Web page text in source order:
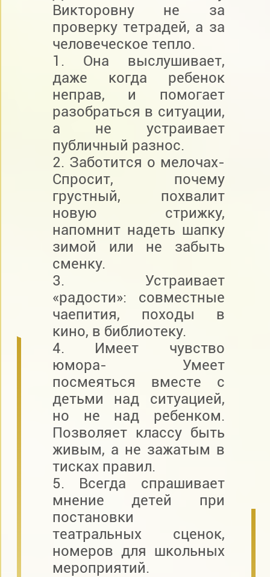
Викторовну не за
проверку тетрадей, а за
человеческое тепло.
1. Она выслушивает,
даже когда ребенок
неправ, и помогает
разобраться в ситуации,
а не устраивает
публичный разнос.
2. Заботится о мелочах-
Спросит, почему
грустный, похвалит
новую стрижку,
напомнит надеть шапку
зимой или не забыть
сменку.
3. Устраивает
«радости»: совместные
чаепития, походы в
кино, в библиотеку.
4. Имеет чувство
юмора- Умеет
посмеяться вместе с
детьми над ситуацией,
но не над ребенком.
Позволяет классу быть
живым, а не зажатым в
тисках правил.
5. Всегда спрашивает
мнение детей при
постановки
театральных сценок,
номеров для школьных
мероприятий.